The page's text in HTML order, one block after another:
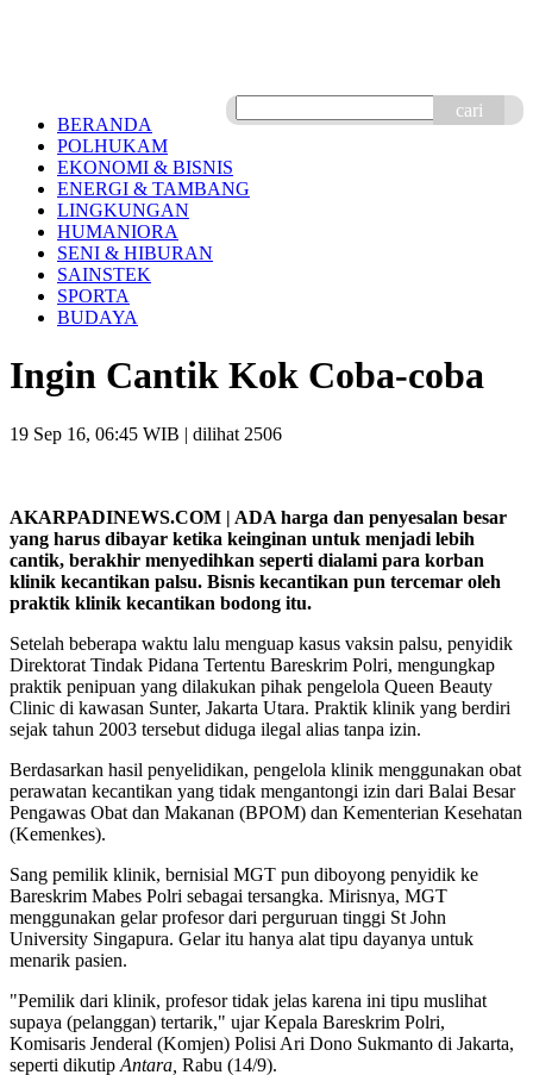
cari
BERANDA
POLHUKAM
EKONOMI & BISNIS
ENERGI & TAMBANG
LINGKUNGAN
HUMANIORA
SENI & HIBURAN
SAINSTEK
SPORTA
BUDAYA
Ingin Cantik Kok Coba-coba
19 Sep 16, 06:45 WIB | dilihat 2506
AKARPADINEWS.COM | ADA harga dan penyesalan besar
yang harus dibayar ketika keinginan untuk menjadi lebih
cantik, berakhir menyedihkan seperti dialami para korban
klinik kecantikan palsu. Bisnis kecantikan pun tercemar oleh
praktik klinik kecantikan bodong itu.
Setelah beberapa waktu lalu menguap kasus vaksin palsu, penyidik
Direktorat Tindak Pidana Tertentu Bareskrim Polri, mengungkap
praktik penipuan yang dilakukan pihak pengelola Queen Beauty
Clinic di kawasan Sunter, Jakarta Utara. Praktik klinik yang berdiri
sejak tahun 2003 tersebut diduga ilegal alias tanpa izin.
Berdasarkan hasil penyelidikan, pengelola klinik menggunakan obat
perawatan kecantikan yang tidak mengantongi izin dari Balai Besar
Pengawas Obat dan Makanan (BPOM) dan Kementerian Kesehatan
(Kemenkes).
Sang pemilik klinik, bernisial MGT pun diboyong penyidik ke
Bareskrim Mabes Polri sebagai tersangka. Mirisnya, MGT
menggunakan gelar profesor dari perguruan tinggi St John
University Singapura. Gelar itu hanya alat tipu dayanya untuk
menarik pasien.
"Pemilik dari klinik, profesor tidak jelas karena ini tipu muslihat
supaya (pelanggan) tertarik," ujar Kepala Bareskrim Polri,
Komisaris Jenderal (Komjen) Polisi Ari Dono Sukmanto di Jakarta,
seperti dikutip Antara, Rabu (14/9).